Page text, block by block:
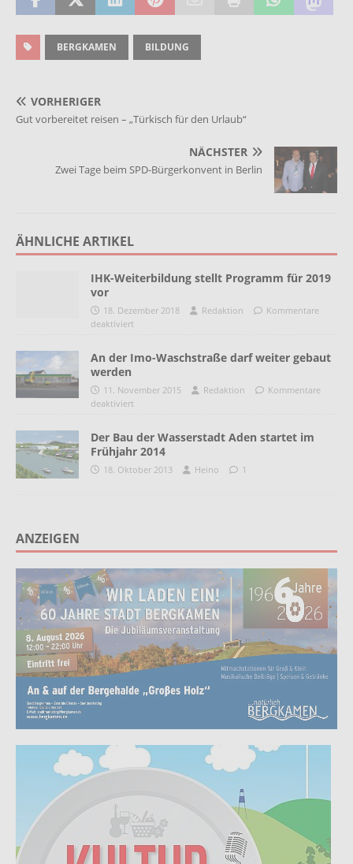
BERGKAMEN BILDUNG
VORHERIGER
Gut vorbereitet reisen – „Türkisch für den Urlaub“
NÄCHSTER
Zwei Tage beim SPD-Bürgerkonvent in Berlin
ÄHNLICHE ARTIKEL
IHK-Weiterbildung stellt Programm für 2019
vor
18. Dezember 2018 Redaktion
Kommentare
deaktiviert
An der Imo-Waschstraße darf weiter gebaut
werden
11. November 2015 Redaktion
Kommentare
deaktiviert
Der Bau der Wasserstadt Aden startet im
Frühjahr 2014
18. Oktober 2013 Heino 1
ANZEIGEN